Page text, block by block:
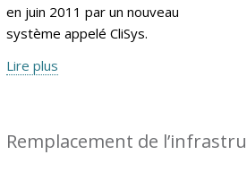
en juin 2011 par un nouveau
système appelé CliSys.
Lire plus
Remplacement de